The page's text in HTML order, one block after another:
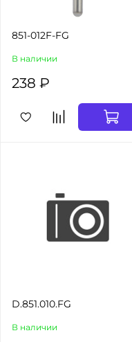
851-012F-FG
В наличии
238 ₽
D.851.010.FG
В наличии